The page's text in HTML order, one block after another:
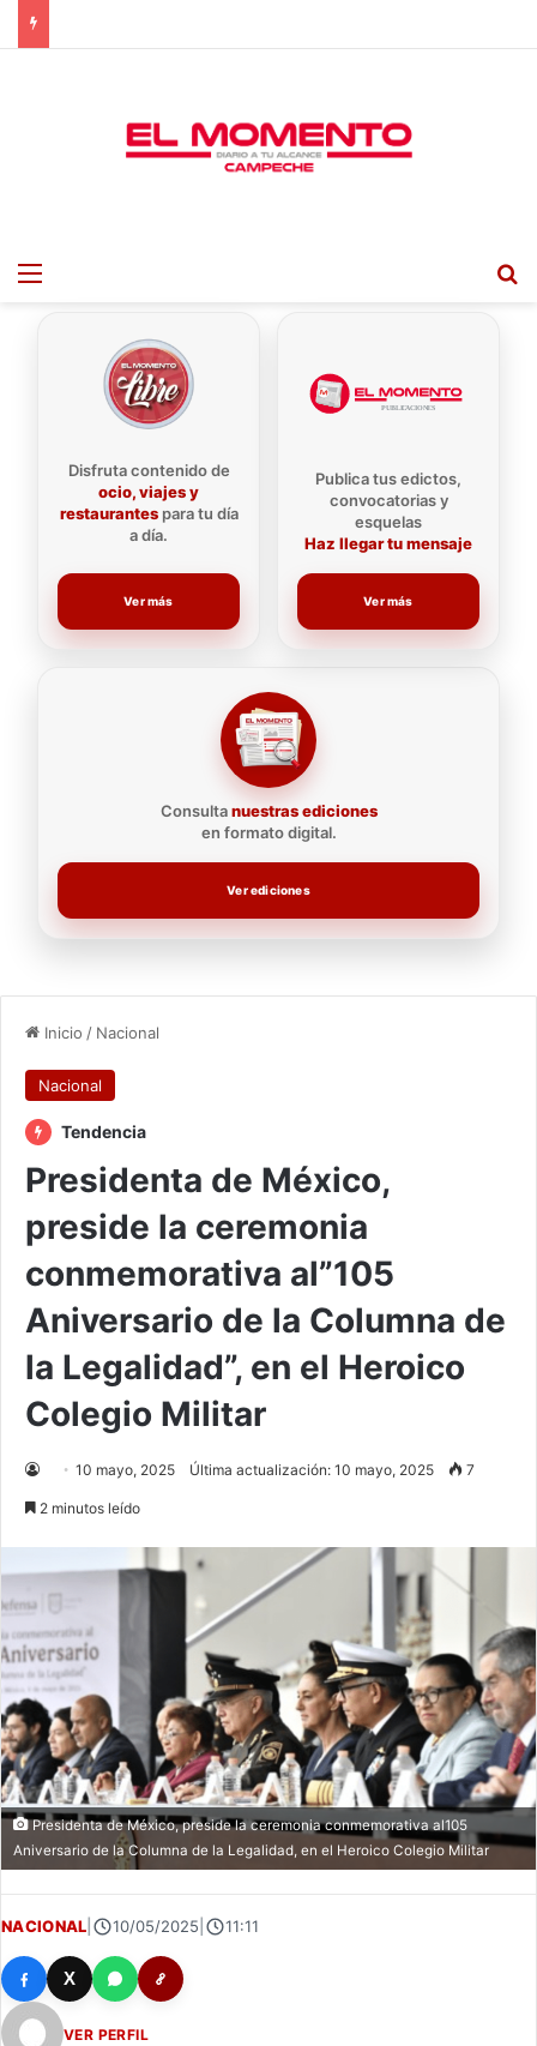
Menu
Disfruta contenido de
ocio, viajes y
restaurantespara tu día
a día.
Ver más
Consultanuestras ediciones
en formato digital.
Ver ediciones
Publica tus edictos,
convocatorias y
esquelas
Haz llegar tu mensaje
Ver más
Inicio / Nacional
Nacional
Tendencia
Presidenta de México,
preside la ceremonia
conmemorativa al”105
Aniversario de la Columna de
la Legalidad”, en el Heroico
Colegio Militar
10 mayo, 2025 Última actualización: 10 mayo, 2025 7
2 minutos leído
Presidenta de México, preside la ceremonia conmemorativa al105
Aniversario de la Columna de la Legalidad, en el Heroico Colegio Militar
NACIONAL 10/05/2025 11:11
X
VER PERFIL